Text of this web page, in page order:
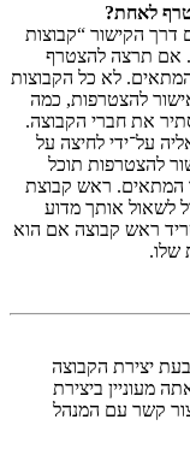
לאחת?
דרך הקישור “קבוצות
אם תרצה להצטרף
לא כל הקבוצות
להצטרפות, כמה
את חברי הקבוצה.
על־ידי לחיצה על
להצטרפות תוכל
המתאים. ראש קבוצת
לשאול אותך מדוע
ראש קבוצה אם הוא
שלו.
יצירת הקבוצה
מעוניין ביצירת
קשר עם המנהל